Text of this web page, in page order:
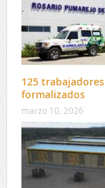
125
formalizados
marzo 10, 2026